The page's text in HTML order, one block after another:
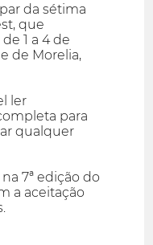
da sétima
que
1 a 4 de
de Morelia,
ler
para
qualquer
7ª edição do
a aceitação